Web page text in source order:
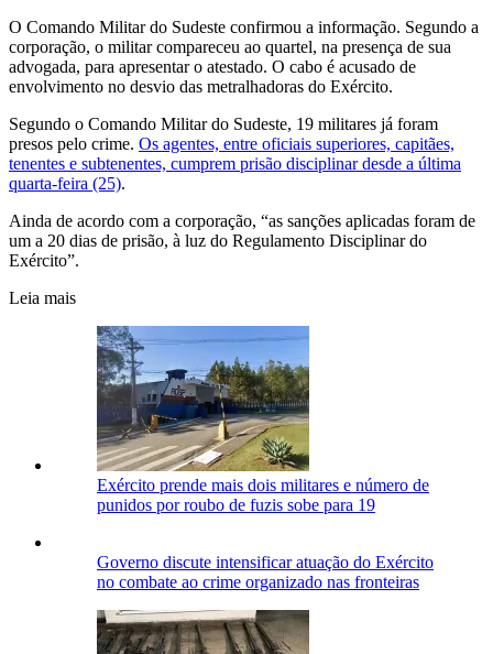
O Comando Militar do Sudeste confirmou a informação. Segundo a
corporação, o militar compareceu ao quartel, na presença de sua
advogada, para apresentar o atestado. O cabo é acusado de
envolvimento no desvio das metralhadoras do Exército.
Segundo o Comando Militar do Sudeste, 19 militares já foram
presos pelo crime. Os agentes, entre oficiais superiores, capitães,
tenentes e subtenentes, cumprem prisão disciplinar desde a última
quarta-feira (25).
Ainda de acordo com a corporação, “as sanções aplicadas foram de
um a 20 dias de prisão, à luz do Regulamento Disciplinar do
Exército”.
Leia mais
Exército prende mais dois militares e número de
punidos por roubo de fuzis sobe para 19
Governo discute intensificar atuação do Exército
no combate ao crime organizado nas fronteiras